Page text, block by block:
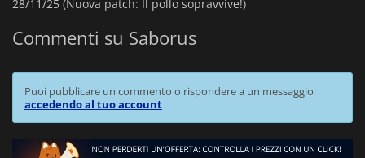
28/11/25 (Nuova patch: Il pollo sopravvive!)
Commenti su Saborus
Puoi pubblicare un commento o rispondere a un messaggio
accedendo al tuo account